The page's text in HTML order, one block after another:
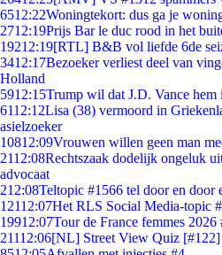
6512:22Woningtekort: dus ga je
2712:19Prijs Bar le duc rood in het
19212:19[RTL] B&B vol liefde 6de
3412:17Bezoeker verliest deel van
Holland
5912:15Trump wil dat J.D. Vance
6112:12Lisa (38) vermoord in
asielzoeker
10812:09Vrouwen willen geen man
2112:08Rechtszaak dodelijk ongeluk
advocaat
212:08Teltopic #1566 tel door en door
12112:07Het RLS Social Media-topic
19912:07Tour de France femmes
21112:06[NL] Street View Quiz